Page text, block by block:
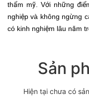
thẩm mỹ. Với những
nghiệp và không ngừng
có kinh nghiệm lâu năm
Sản
Hiện tại chưa có